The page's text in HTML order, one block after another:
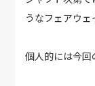
うなフェアウェ
個人的には今回